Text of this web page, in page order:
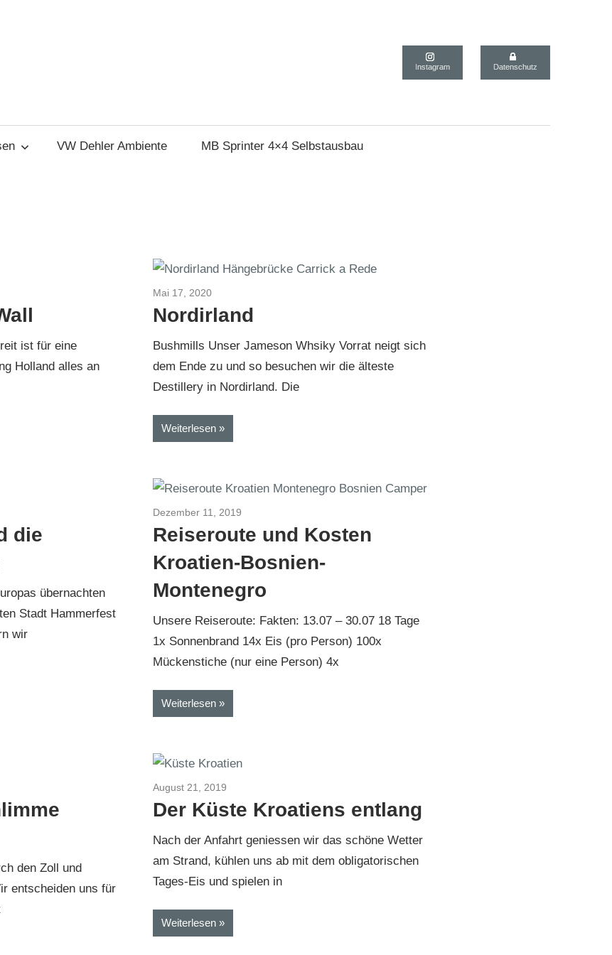
Datenschutz
Instagram
VW Dehler Ambiente MB Sprinter 4×4 Selbstausbau
ist für eine
Holland alles an
Mai 17, 2020Irland 2016
Nordirland
Bushmills Unser Jameson Whsiky Vorrat neigt sich
dem Ende zu und so besuchen wir die älteste
Destillery in Nordirland. Die
Weiterlesen
die
übernachten
Stadt Hammerfest
wir
Dezember 11, 2019
Reiseroute und Kosten
Kroatien-Bosnien-
Montenegro
Unsere Reiseroute: Fakten: 13.07 – 30.07 18 Tage
1x Sonnenbrand 14x Eis (pro Person) 100x
Mückenstiche (nur eine Person) 4x
Weiterlesen
den Zoll und
entscheiden uns für
August 21, 2019
Der Küste Kroatiens entlang
Nach der Anfahrt geniessen wir das schöne Wetter
am Strand, kühlen uns ab mit dem obligatorischen
Tages-Eis und spielen in
Weiterlesen